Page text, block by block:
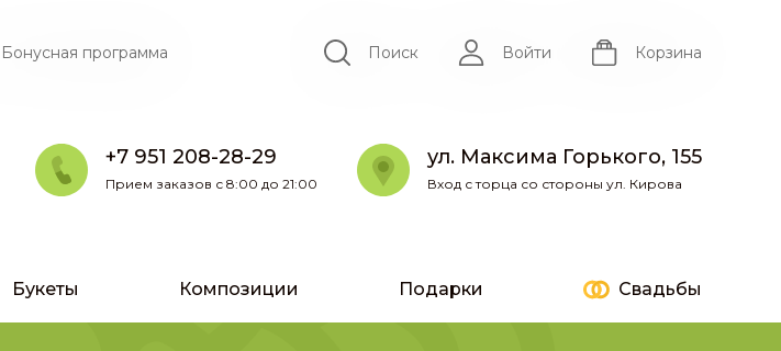
Бонусная программа Поиск Войти Корзина
+7 951 208-28-29
Прием заказов с 8:00 до 21:00
ул. Максима Горького, 155
Вход с торца со стороны ул. Кирова
Букеты Композиции Подарки Свадьбы